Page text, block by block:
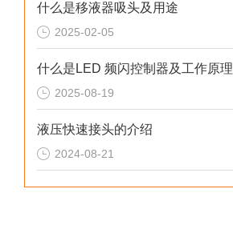
什么是移液器吸头及用途
2025-02-05
什么是LED 频闪控制器及工作原理
2025-08-19
液压快速接头的介绍
2024-08-21